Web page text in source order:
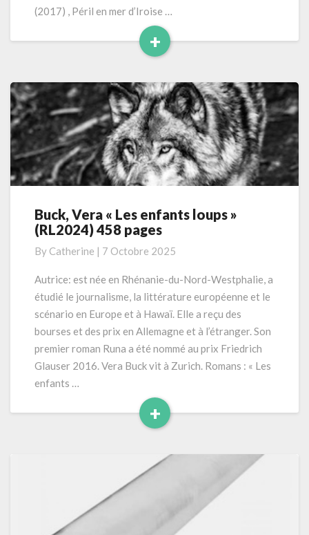
Dupin
(2017) , Péril en mer d’Iroise …
+
Read
Buck,
Vera
enfants
loups »
458
pages
Buck, Vera « Les enfants loups »
(RL2024) 458 pages
By Catherine | 7 Octobre 2025
Autrice: est née en Rhénanie-du-Nord-Westphalie, a
étudié le journalisme, la littérature européenne et le
scénario en Europe et à Hawaï. Elle a reçu des
bourses et des prix en Allemagne et à l’étranger. Son
premier roman Runa a été nommé au prix Friedrich
Glauser 2016. Vera Buck vit à Zurich. Romans : « Les
enfants …
+
Read